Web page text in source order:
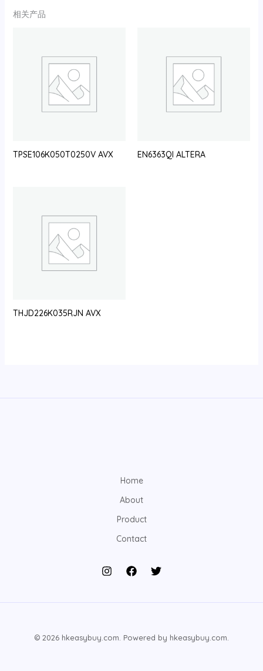
相关产品
TPSE106K050T0250V AVX EN6363QI ALTERA
THJD226K035RJN AVX
Home
About
Product
Contact
© 2026 hkeasybuy.com. Powered by hkeasybuy.com.